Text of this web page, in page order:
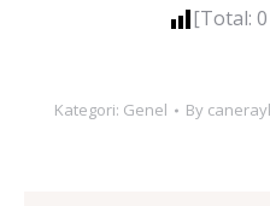
[Total: 0
Kategori: Genel By